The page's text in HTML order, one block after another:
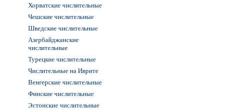
Хорватские числительные
Чешские числительные
Шведские числительные
Азербайджанские
числительные
Турецкие числительные
Числительные на Иврите
Венгерские числительные
Финские числительные
Эстонские числительные